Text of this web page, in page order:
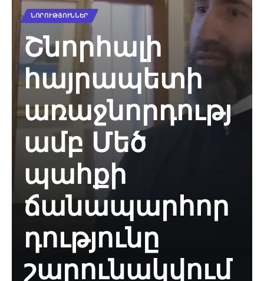
ՆՈՐՈՒԹՅՈՒՆՆԵՐ
Շնորհալի
հայրապետի
առաջնորդությ
ամբ Մեծ
պահքի
ճանապարհոր
դությունը
շարունակվում